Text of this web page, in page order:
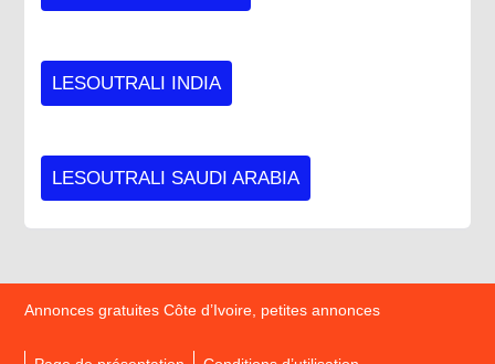
LESOUTRALI INDIA
LESOUTRALI SAUDI ARABIA
Annonces gratuites Côte d’Ivoire, petites annonces